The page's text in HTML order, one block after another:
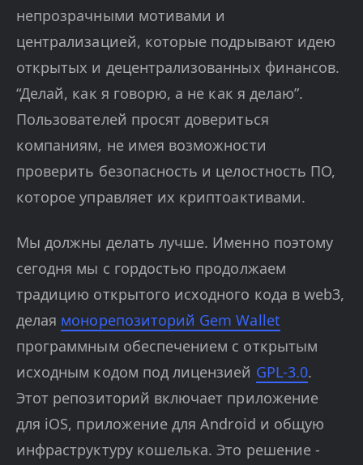
непрозрачными мотивами и
централизацией, которые подрывают идею
открытых и децентрализованных финансов.
“Делай, как я говорю, а не как я делаю”.
Пользователей просят довериться
компаниям, не имея возможности
проверить безопасность и целостность ПО,
которое управляет их криптоактивами.
Мы должны делать лучше. Именно поэтому
сегодня мы с гордостью продолжаем
традицию открытого исходного кода в web3,
делая монорепозиторий Gem Wallet
программным обеспечением с открытым
исходным кодом под лицензией GPL-3.0.
Этот репозиторий включает приложение
для iOS, приложение для Android и общую
инфраструктуру кошелька. Это решение -